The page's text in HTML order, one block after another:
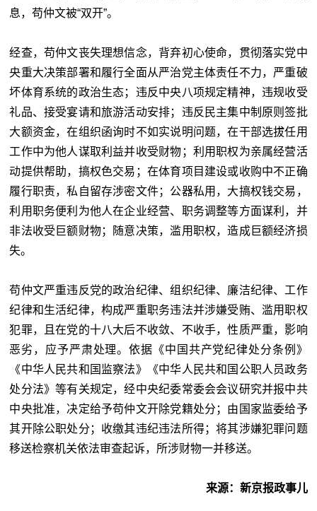
息，苟仲文被“双开”。
经查，苟仲文丧失理想信念，背弃初心使命，贯彻落实党中
央重大决策部署和履行全面从严治党主体责任不力，严重破
坏体育系统的政治生态；违反中央八项规定精神，违规收受
礼品、接受宴请和旅游活动安排；违反民主集中制原则签批
大额资金，在组织函询时不如实说明问题，在干部选拔任用
工作中为他人谋取利益并收受财物；利用职权为亲属经营活
动提供帮助，搞权色交易；在体育项目建设或收购中不正确
履行职责，私自留存涉密文件；公器私用，大搞权钱交易，
利用职务便利为他人在企业经营、职务调整等方面谋利，并
非法收受巨额财物；随意决策，滥用职权，造成巨额经济损
失。
苟仲文严重违反党的政治纪律、组织纪律、廉洁纪律、工作
纪律和生活纪律，构成严重职务违法并涉嫌受贿、滥用职权
犯罪，且在党的十八大后不收敛、不收手，性质严重，影响
恶劣，应予严肃处理。依据《中国共产党纪律处分条例》
《中华人民共和国监察法》《中华人民共和国公职人员政务
处分法》等有关规定，经中央纪委常委会会议研究并报中共
中央批准，决定给予苟仲文开除党籍处分；由国家监委给予
其开除公职处分；收缴其违纪违法所得；将其涉嫌犯罪问题
移送检察机关依法审查起诉，所涉财物一并移送。
来源：新京报政事儿